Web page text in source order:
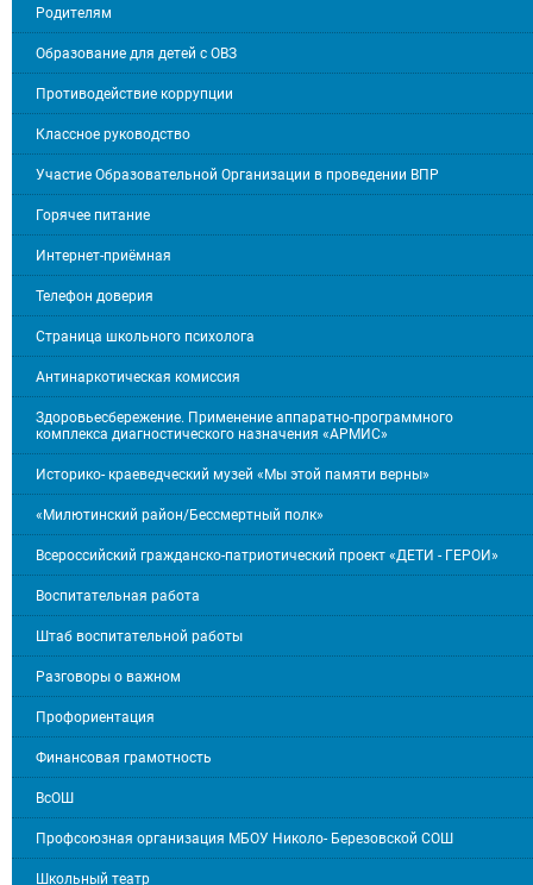
Родителям
Образование для детей с ОВЗ
Противодействие коррупции
Классное руководство
Участие Образовательной Организации в проведении ВПР
Горячее питание
Интернет-приёмная
Телефон доверия
Страница школьного психолога
Антинаркотическая комиссия
Здоровьесбережение. Применение аппаратно-программного
комплекса диагностического назначения «АРМИС»
Историко- краеведческий музей «Мы этой памяти верны»
«Милютинский район/Бессмертный полк»
Всероссийский гражданско-патриотический проект «ДЕТИ - ГЕРОИ»
Воспитательная работа
Штаб воспитательной работы
Разговоры о важном
Профориентация
Финансовая грамотность
ВсОШ
Профсоюзная организация МБОУ Николо- Березовской СОШ
Школьный театр